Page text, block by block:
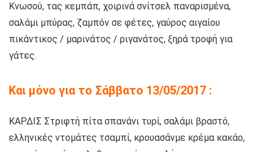
Κνωσού, τας κεμπάπ, χοιρινά σνίτσελ παναρισμένα,
σαλάμι μπύρας, ζαμπόν σε φέτες, γαύρος αιγαίου
πικάντικος / μαρινάτος / ριγανάτος, ξηρά τροφή για
γάτες.
Και μόνο για το Σάββατο 13/05/2017 :
ΚΑΡΔΙΣ Στριφτή πίτα σπανάνι τυρί, σαλάμι βραστό,
ελληνικές ντομάτες τσαμπί, κρουασάνμε κρέμα κακάο,